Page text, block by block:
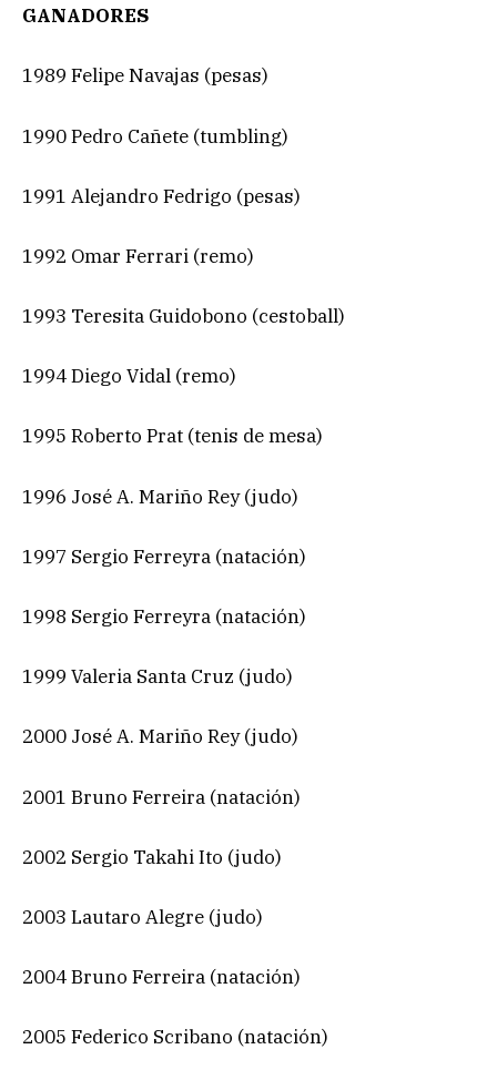
GANADORES
1989 Felipe Navajas (pesas)
1990 Pedro Cañete (tumbling)
1991 Alejandro Fedrigo (pesas)
1992 Omar Ferrari (remo)
1993 Teresita Guidobono (cestoball)
1994 Diego Vidal (remo)
1995 Roberto Prat (tenis de mesa)
1996 José A. Mariño Rey (judo)
1997 Sergio Ferreyra (natación)
1998 Sergio Ferreyra (natación)
1999 Valeria Santa Cruz (judo)
2000 José A. Mariño Rey (judo)
2001 Bruno Ferreira (natación)
2002 Sergio Takahi Ito (judo)
2003 Lautaro Alegre (judo)
2004 Bruno Ferreira (natación)
2005 Federico Scribano (natación)